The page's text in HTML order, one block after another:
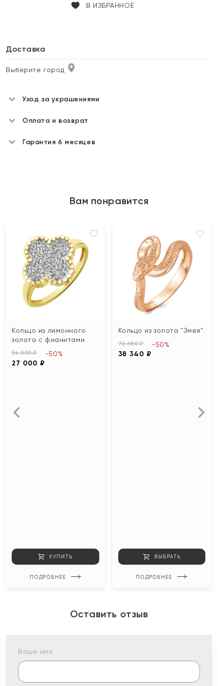
В ИЗБРАННОЕ
Доставка
Выберите город
Уход за украшениями
Оплата и возврат
Гарантия 6 месяцев
Вам понравится
Кольцо из лимонного
золота с фианитами
54 000 ₽
27 000 ₽
-50%
КУПИТЬ
ПОДРОБНЕЕ
Кольцо из золота "Змея"
76 680 ₽
38 340 ₽
-50%
ВЫБРАТЬ
ПОДРОБНЕЕ
Оставить отзыв
Ваше имя: